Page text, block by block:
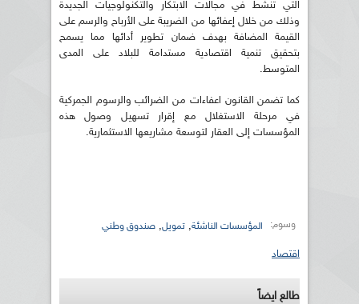
التي تنشط في مجالات الابتكار والتكنولوجيات الجديدة
وذلك من خلال إعفائها من الضريبة على الأرباح والرسم على
القيمة المضافة بهدف ضمان تطوير أدائها مما يسمح
بتحقيق تنمية اقتصادية مستدامة للبلاد على المدى
المتوسط.
كما تضمن القانون اعفاءات من الضرائب والرسوم الجمركية
في مرحلة الاستغلال مع إقرار تسهيل وصول هذه
المؤسسات إلى العقار لتوسعة مشاريعها الاستثمارية.
وسوم: المؤسسات الناشئة, تمويل, صندوق وطني
اقتصاد
طالع ايضاً